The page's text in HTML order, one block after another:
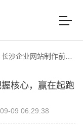
长沙企业网站制作前定位策略：把握核心，赢在起跑线
核心，赢在起跑
09 06:29:38